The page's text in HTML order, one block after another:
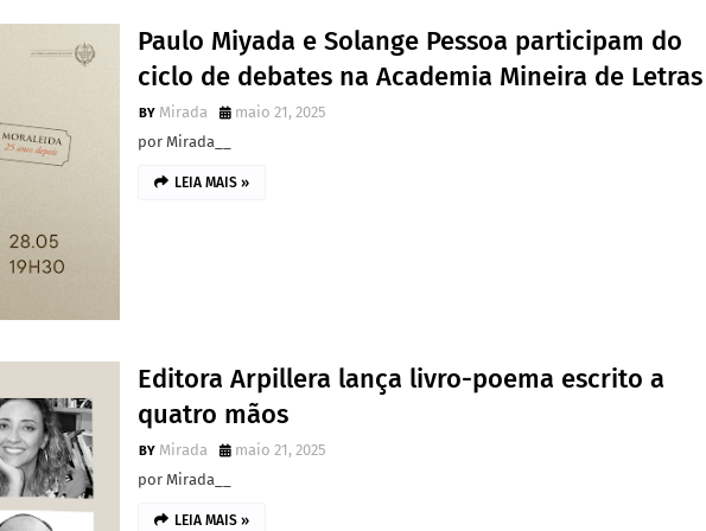
Paulo Miyada e Solange Pessoa participam do
ciclo de debates na Academia Mineira de Letras
Mirada
maio 21, 2025
por Mirada__
LEIA MAIS »
Editora Arpillera lança livro-poema escrito a
quatro mãos
Mirada
maio 21, 2025
por Mirada__
LEIA MAIS »